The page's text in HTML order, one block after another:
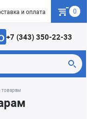
и оплата Гарантия
0
+7 (343) 350-22-33
товарам